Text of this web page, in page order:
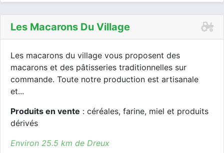
Les Macarons Du Village
Les macarons du village vous proposent des
macarons et des pâtisseries traditionnelles sur
commande. Toute notre production est artisanale
et...
Produits en vente : céréales, farine, miel et produits
dérivés
Environ 25.5 km de Dreux